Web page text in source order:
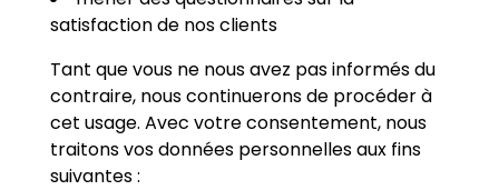
satisfaction de nos clients
Tant que vous ne nous avez pas informés du
contraire, nous continuerons de procéder à
cet usage. Avec votre consentement, nous
traitons vos données personnelles aux fins
suivantes :